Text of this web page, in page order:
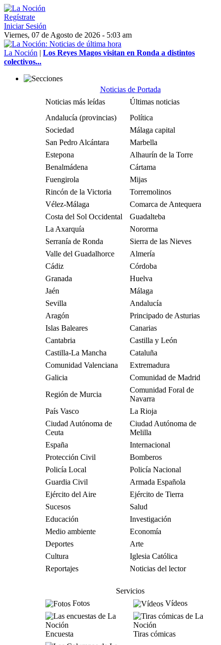
Regístrate
Iniciar Sesión
Viernes, 07 de Agosto de 2026 - 5:03 am
La Noción | Los Reyes Magos visitan en Ronda a distintos
colectivos...
Noticias de Portada
Noticias más leídas
Últimas noticias
Andalucía (provincias)
Política
Sociedad
Málaga capital
San Pedro Alcántara
Marbella
Estepona
Alhaurín de la Torre
Benalmádena
Cártama
Fuengirola
Mijas
Rincón de la Victoria
Torremolinos
Vélez-Málaga
Comarca de Antequera
Costa del Sol Occidental
Guadalteba
La Axarquía
Nororma
Serranía de Ronda
Sierra de las Nieves
Valle del Guadalhorce
Almería
Cádiz
Córdoba
Granada
Huelva
Jaén
Málaga
Sevilla
Andalucía
Aragón
Principado de Asturias
Islas Baleares
Canarias
Cantabria
Castilla y León
Castilla-La Mancha
Cataluña
Comunidad Valenciana
Extremadura
Galicia
Comunidad de Madrid
Región de Murcia
Comunidad Foral de
Navarra
País Vasco
La Rioja
Ciudad Autónoma de
Ceuta
Ciudad Autónoma de
Melilla
España
Internacional
Protección Civil
Bomberos
Policía Local
Policía Nacional
Guardia Civil
Armada Española
Ejército del Aire
Ejército de Tierra
Sucesos
Salud
Educación
Investigación
Medio ambiente
Economía
Deportes
Arte
Cultura
Iglesia Católica
Reportajes
Noticias del lector
Servicios
Fotos
Vídeos
Encuesta Tiras cómicas